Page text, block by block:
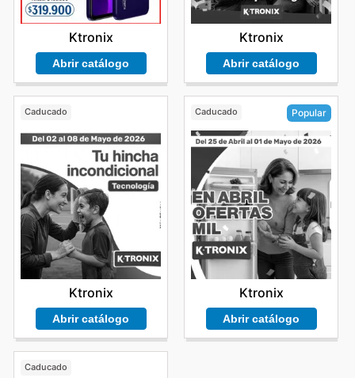
Ktronix
Abrir catálogo
Ktronix
Abrir catálogo
Caducado
Ktronix
Abrir catálogo
Caducado Popular
Ktronix
Abrir catálogo
Caducado